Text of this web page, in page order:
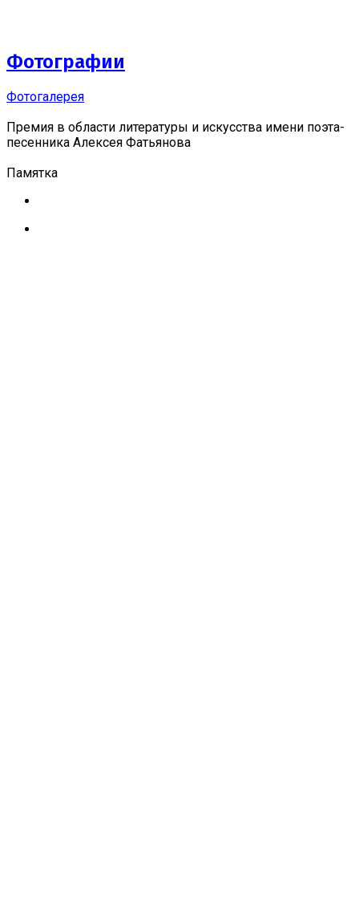
Фотографии
Фотогалерея
Премия в области литературы и искусства имени поэта-
песенника Алексея Фатьянова
Памятка